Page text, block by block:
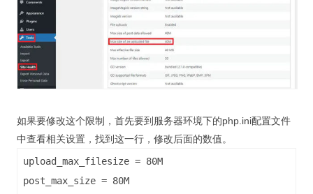
如果要修改这个限制，首先要到服务器环境下的php.ini配置文件
中查看相关设置，找到这一行，修改后面的数值。
upload_max_filesize = 80M
post_max_size = 80M